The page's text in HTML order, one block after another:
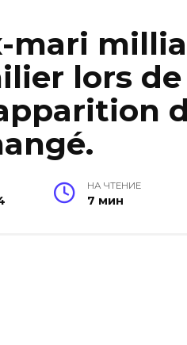
mari
lors
НА ЧТЕНИЕ
7 мин